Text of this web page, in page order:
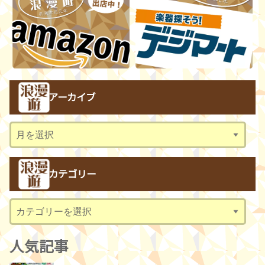
アーカイブ
ー
カテゴリー
テ
ゴ
リ
人気記事